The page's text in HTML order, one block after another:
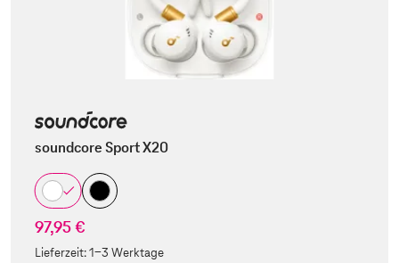
soundcore Sport X20
97,95 €
Lieferzeit:1-3 Werktage